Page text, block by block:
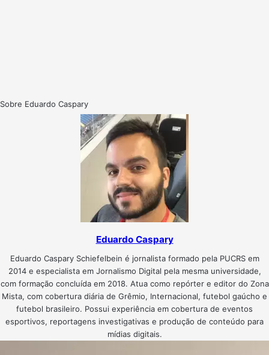
Sobre Eduardo Caspary
Eduardo Caspary
Eduardo Caspary Schiefelbein é jornalista formado pela PUCRS em
2014 e especialista em Jornalismo Digital pela mesma universidade,
com formação concluída em 2018. Atua como repórter e editor do Zona
Mista, com cobertura diária de Grêmio, Internacional, futebol gaúcho e
futebol brasileiro. Possui experiência em cobertura de eventos
esportivos, reportagens investigativas e produção de conteúdo para
mídias digitais.